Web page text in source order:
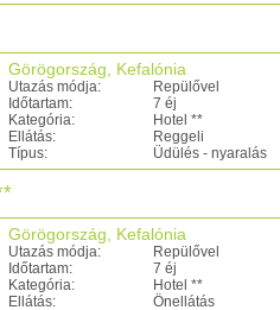
Görögország, Kefalónia
Utazás módja:
Repülővel
Időtartam:
7 éj
Kategória:
Hotel **
Ellátás:
Reggeli
Típus:
Üdülés - nyaralás
Görögország, Kefalónia
Utazás módja:
Repülővel
Időtartam:
7 éj
Kategória:
Hotel **
Ellátás:
Önellátás